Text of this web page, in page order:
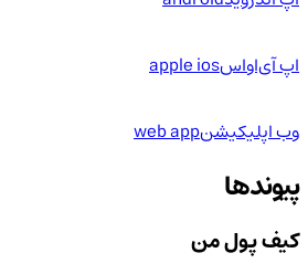
اپ آی‌او‌اسapple ios
وب اپلیکیشنweb app
پیوندها
کیف پول من